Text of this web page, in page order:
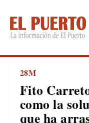
28M
Fito
como la
que ha